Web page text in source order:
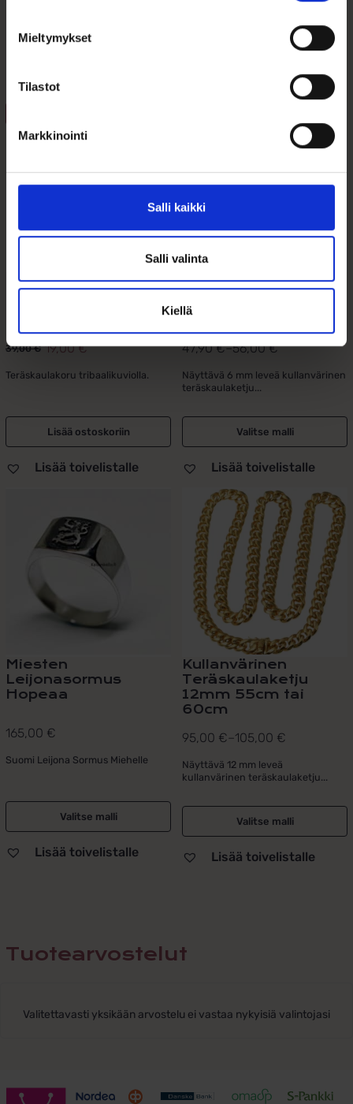
Mieltymykset
Tilastot
Markkinointi
Salli kaikki
Salli valinta
Kiellä
”Kalaonni”
Kaulakoru – Terästä
39,00€
Alkuperäinen
hinta
39,00 €.
19,00€
Nykyinen
hinta
19,00 €.
Teräskaulakoru tribaalikuviolla.
Lisää ostoskoriin
Lisää toivelistalle
Kullanvärinen
Teräskaulaketju
Kotelolukolla 6mm
47,90€–56,00€
Hintaluokka:
47,90 €
-
56,00 €
Näyttävä 6 mm leveä kullanvärinen
teräskaulaketju...
Valitse malli
muunnelma.
Voit
valinnat
tuotteen
Lisää toivelistalle
Miesten
Leijonasormus
Hopeaa
165,00 €
Suomi Leijona Sormus Miehelle
Valitse malli
useampi
muunnelma.
valinnat
Lisää toivelistalle
Kullanvärinen
Teräskaulaketju
12mm 55cm tai
60cm
95,00 €–105,00 €
Hintaluokka:
95,00 €
-
105,00 €
Näyttävä 12 mm leveä
kullanvärinen teräskaulaketju...
Valitse malli
tuotteella
useampi
muunnelma.
Voit
tehdä
valinnat
tuotteen
sivulla.
Lisää toivelistalle
Tuotearvostelut
Valitettavasti yksikään arvostelu ei vastaa nykyisiä valintojasi